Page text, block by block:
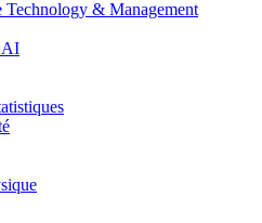
& Management
AI